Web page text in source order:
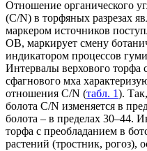
Отношение органического
(C/N) в торфяных разрезах
маркером источников
ОВ, маркирует смену
индикатором процессов
Интервалы верхового торфа
сфагнового мха
отношения C/N (табл. 1).
болота C/N изменяется в
болота – в пределах 30–44.
торфа с преобладанием в
растений (тростник, рогоз),